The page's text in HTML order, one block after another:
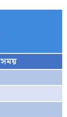
সময়